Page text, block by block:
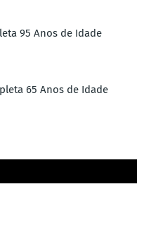
95 Anos de Idade
65 Anos de Idade